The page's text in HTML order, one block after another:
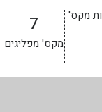
מחיר
מקס' 7
מקס' מפליגים